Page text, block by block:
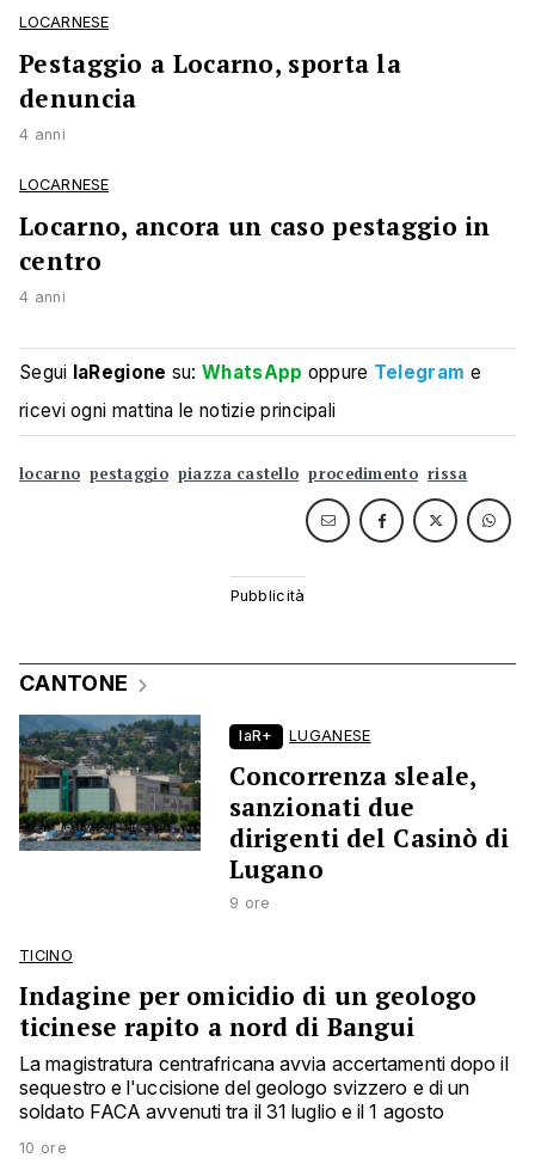
LOCARNESE
Pestaggio a Locarno, sporta la
denuncia
4 anni
LOCARNESE
Locarno, ancora un caso pestaggio in
centro
4 anni
Segui laRegione su:WhatsApp oppure Telegram e
ricevi ogni mattina le notizie principali
locarno pestaggio piazza castello procedimento rissa
CANTONE
laR+ LUGANESE
Concorrenza sleale,
sanzionati due
dirigenti del Casinò di
Lugano
9 ore
TICINO
Indagine per omicidio di un geologo
ticinese rapito a nord di Bangui
La magistratura centrafricana avvia accertamenti dopo il
sequestro e l'uccisione del geologo svizzero e di un
soldato FACA avvenuti tra il 31 luglio e il 1 agosto
10 ore